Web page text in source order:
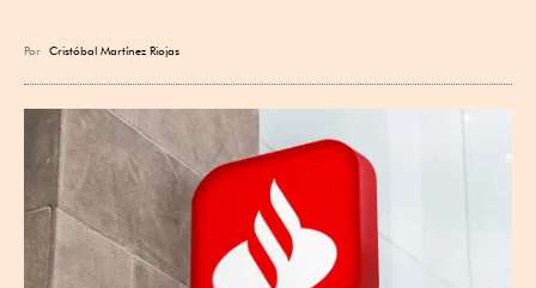
Por Cristóbal Martínez Riojas